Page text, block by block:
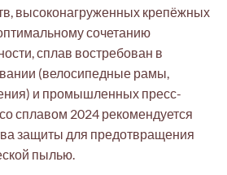
высоконагруженных крепёжных
сочетанию
сплав востребован в
(велосипедные рамы,
и промышленных пресс-
сплавом 2024 рекомендуется
защиты для предотвращения
пылью.